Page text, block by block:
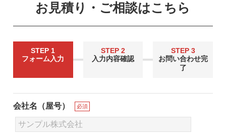
お見積り・ご相談はこちら
STEP 1
フォーム入力
STEP 2
入力内容確認
STEP 3
お問い合わせ完
了
会社名（屋号） 必須